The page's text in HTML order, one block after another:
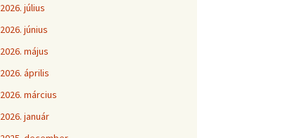
2026. július
2026. június
2026. május
2026. április
2026. március
2026. január